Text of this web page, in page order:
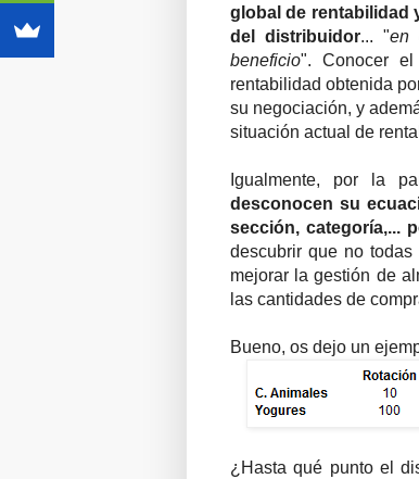
global de rentabilidad
del distribuidor... "en
beneficio". Conocer
rentabilidad obtenida
su negociación, y
situación actual de
Igualmente, por la
desconocen su
sección, categoría,...
descubrir que no
mejorar la gestión de
las cantidades de
Bueno, os dejo un
¿Hasta qué punto el